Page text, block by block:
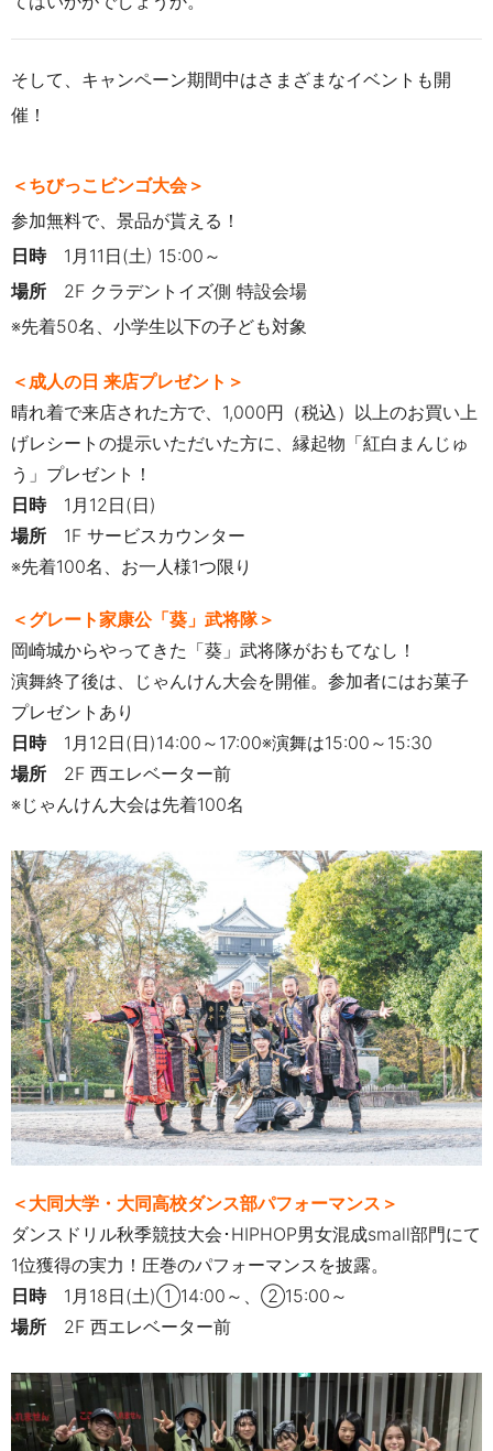
そして、キャンペーン期間中はさまざまなイベントも開
催！
＜ちびっこビンゴ大会＞
参加無料で、景品が貰える！
日時
1 月 11 日(土) 15:00～
場所
2F クラデントイズ側 特設会場
※先着50名、小学生以下の子ども対象
＜成人の日 来店プレゼント＞
晴れ着で来店された方で、 1,000円（税込）以上のお買い上
げレシートの提示いただいた方に、縁起物「紅白まんじゅ
う」プレゼント！
日時
1 月 12日(日)
場所
1F サービスカウンター
※先着100名、お一人様1つ限り
＜グレート家康公「葵」武将隊＞
岡崎城からやってきた「葵」武将隊がおもてなし！
演舞終了後は、じゃんけん大会を開催。参加者にはお菓子
プレゼントあり
日時1月12日(日)14:00 ～ 17:00※演舞は15:00 ～ 15:30
場所 2F 西エレベーター前
※じゃんけん大会は先着100名
＜大同大学・大同高校ダンス部パフォーマンス＞
ダンスドリル秋季競技大会･HIPHOP男女混成small部門にて
1位獲得の実力！ 圧巻のパフォーマンスを披露。
日時 1 月 18日(土)①14:00 ～、②15:00 ～
場所 2F 西エレベーター前